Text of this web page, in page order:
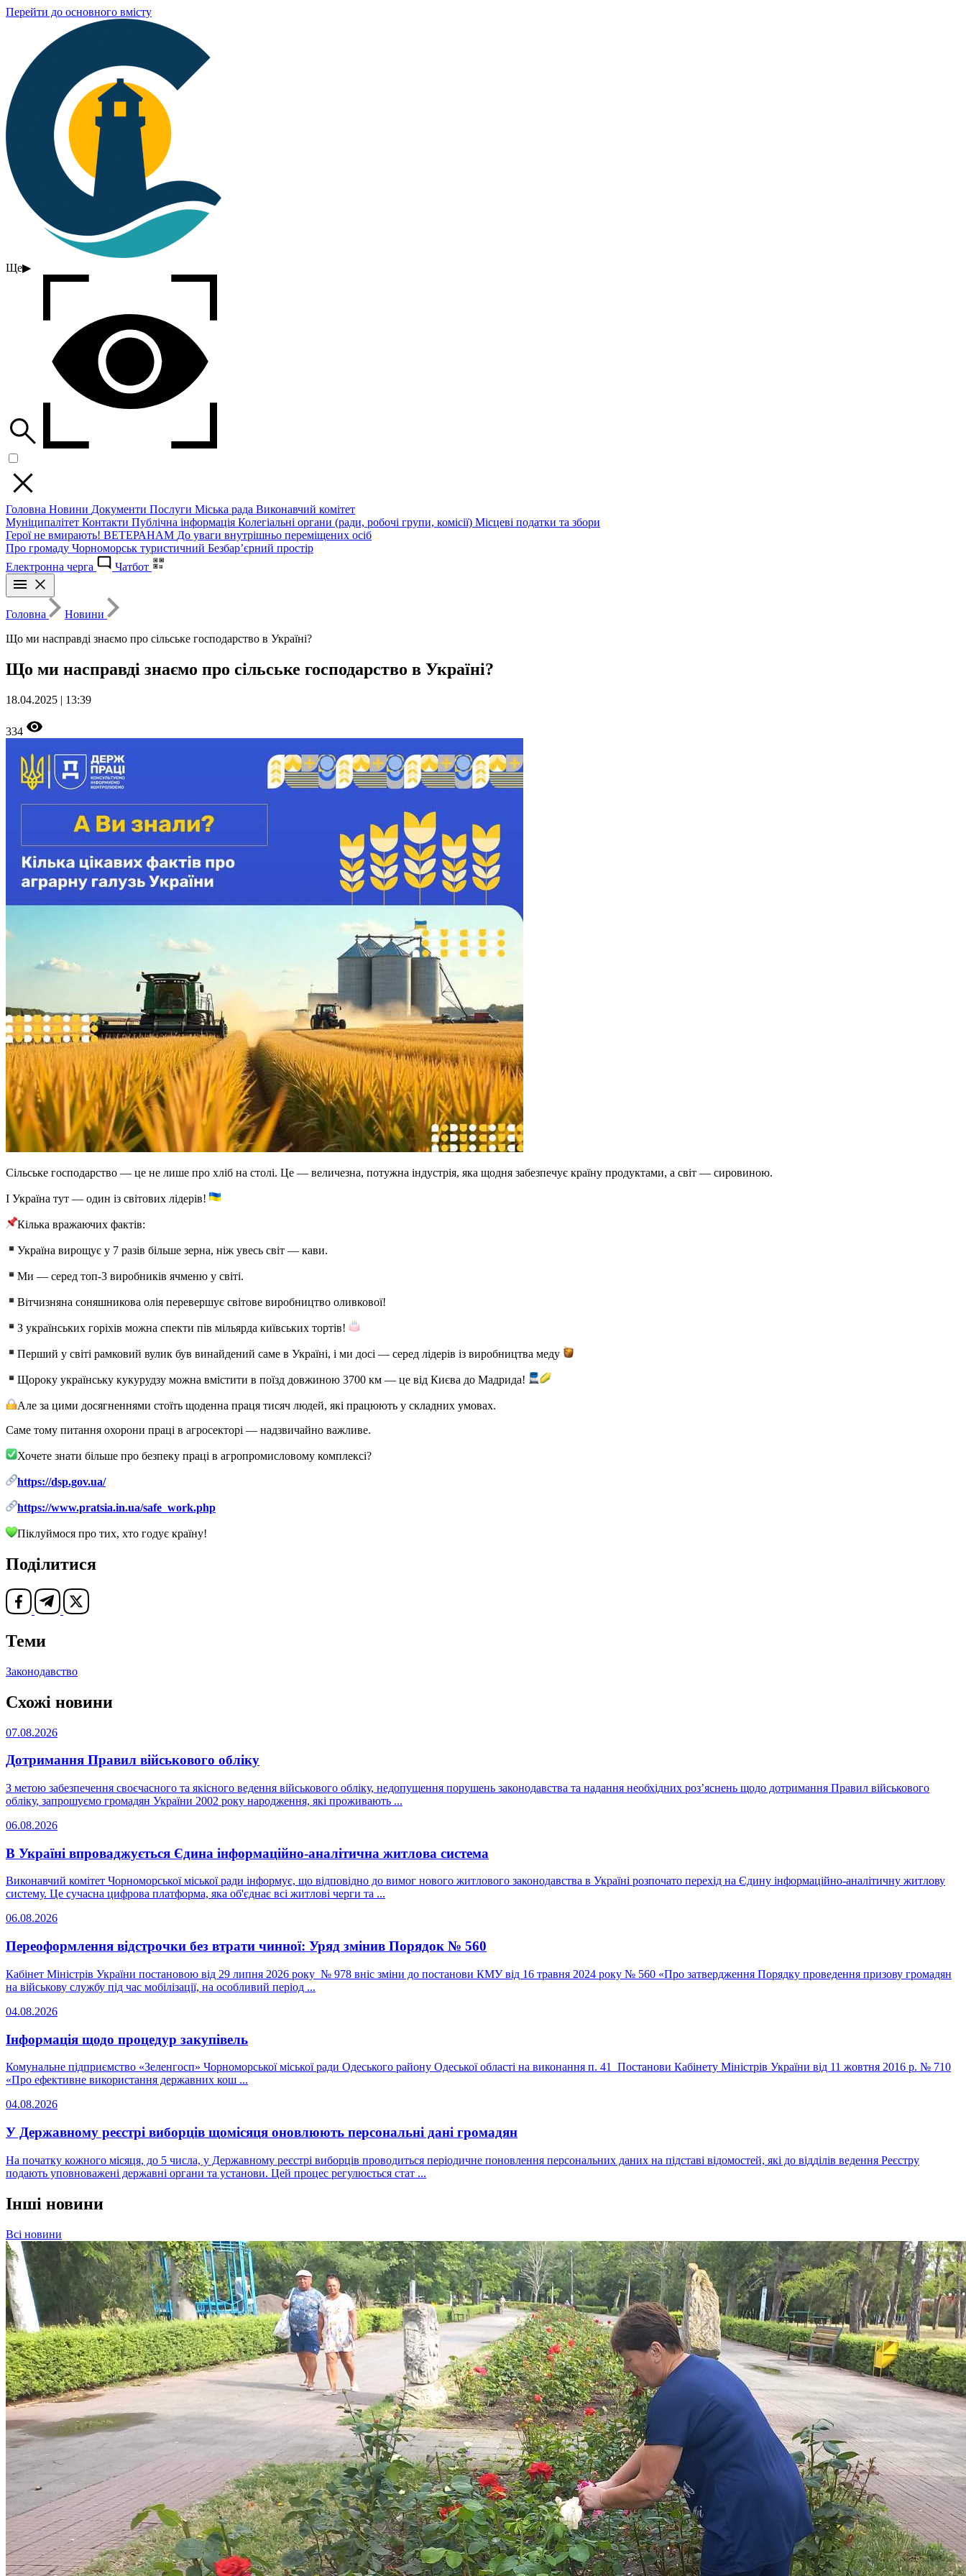
Перейти до основного вмісту
Ще▶
Головна Новини Документи Послуги Міська рада Виконавчий комітет
Муніципалітет Контакти Публічна інформація Колегіальні органи (ради, робочі групи, комісії) Місцеві податки та збори
Герої не вмирають! ВЕТЕРАНАМ До уваги внутрішньо переміщених осіб
Про громаду Чорноморськ туристичний Безбар’єрний простір
Електронна черга
Чатбот
Головна
Новини
Що ми насправді знаємо про сільське господарство в Україні?
Що ми насправді знаємо про сільське господарство в Україні?
18.04.2025 | 13:39
334
Сільське господарство — це не лише про хліб на столі. Це — величезна, потужна індустрія, яка щодня забезпечує країну продуктами, а світ — сировиною.
І Україна тут — один із світових лідерів!
Кілька вражаючих фактів:
Україна вирощує у 7 разів більше зерна, ніж увесь світ — кави.
Ми — серед топ-3 виробників ячменю у світі.
Вітчизняна соняшникова олія перевершує світове виробництво оливкової!
З українських горіхів можна спекти пів мільярда київських тортів!
Перший у світі рамковий вулик був винайдений саме в Україні, і ми досі — серед лідерів із виробництва меду
Щороку українську кукурудзу можна вмістити в поїзд довжиною 3700 км — це від Києва до Мадрида!
Але за цими досягненнями стоїть щоденна праця тисяч людей, які працюють у складних умовах.
Саме тому питання охорони праці в агросекторі — надзвичайно важливе.
Хочете знати більше про безпеку праці в агропромисловому комплексі?
https://dsp.gov.ua/
https://www.pratsia.in.ua/safe_work.php
Піклуймося про тих, хто годує країну!
Поділитися
Теми
Законодавство
Схожі новини
07.08.2026
Дотримання Правил військового обліку
З метою забезпечення своєчасного та якісного ведення військового обліку, недопущення порушень законодавства та надання необхідних роз’яснень щодо дотримання Правил військового
обліку, запрошуємо громадян України 2002 року народження, які проживають ...
06.08.2026
В Україні впроваджується Єдина інформаційно-аналітична житлова система
Виконавчий комітет Чорноморської міської ради інформує, що відповідно до вимог нового житлового законодавства в Україні розпочато перехід на Єдину інформаційно-аналітичну житлову
систему. Це сучасна цифрова платформа, яка об'єднає всі житлові черги та ...
06.08.2026
Переоформлення відстрочки без втрати чинної: Уряд змінив Порядок № 560
Кабінет Міністрів України постановою від 29 липня 2026 року № 978 вніс зміни до постанови КМУ від 16 травня 2024 року № 560 «Про затвердження Порядку проведення призову громадян
на військову службу під час мобілізації, на особливий період ...
04.08.2026
Інформація щодо процедур закупівель
Комунальне підприємство «Зеленгосп» Чорноморської міської ради Одеського району Одеської області на виконання п. 41 Постанови Кабінету Міністрів України від 11 жовтня 2016 р. № 710
«Про ефективне використання державних кош ...
04.08.2026
У Державному реєстрі виборців щомісяця оновлюють персональні дані громадян
На початку кожного місяця, до 5 числа, у Державному реєстрі виборців проводиться періодичне поновлення персональних даних на підставі відомостей, які до відділів ведення Реєстру
подають уповноважені державні органи та установи. Цей процес регулюється стат ...
Інші новини
Всі новини